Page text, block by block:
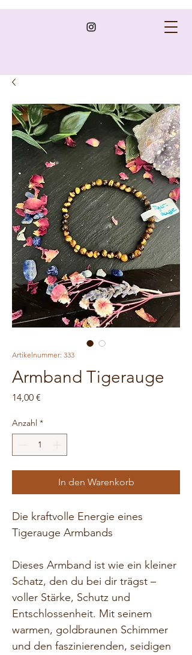
Artikelnummer: 333
Armband Tigerauge
14,00 €
Anzahl *
In den Warenkorb
Die kraftvolle Energie eines
Tigerauge Armbands
Dieses Armband ist wie ein kleiner
Schatz, den du bei dir trägst –
voller Stärke, Schutz und
Entschlossenheit. Mit seinem
warmen, goldbraunen Schimmer
und den faszinierenden, seidigen